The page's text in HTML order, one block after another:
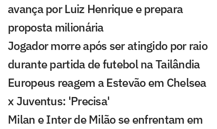
avança por Luiz Henrique e prepara
proposta milionária
Jogador morre após ser atingido por raio
durante partida de futebol na Tailândia
Europeus reagem a Estevão em Chelsea
x Juventus: 'Precisa'
Milan e Inter de Milão se enfrentam em